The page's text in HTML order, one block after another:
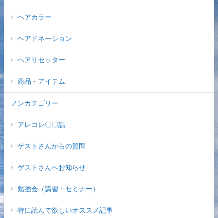
ヘアカラー
ヘアドネーション
ヘアリセッター
商品・アイテム
ノンカテゴリー
アレコレ〇〇話
ゲストさんからの質問
ゲストさんへお知らせ
勉強会（講習・セミナー）
特に読んで欲しいオススメ記事